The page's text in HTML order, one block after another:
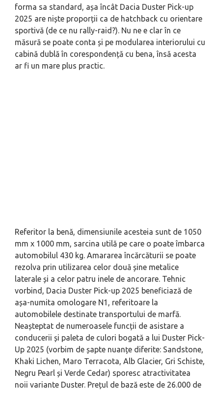
forma sa standard, așa încât Dacia Duster Pick-up
2025 are niște proporții ca de hatchback cu orientare
sportivă (de ce nu rally-raid?). Nu ne e clar în ce
măsură se poate conta și pe modularea interiorului cu
cabină dublă în corespondență cu bena, însă acesta
ar fi un mare plus practic.
Referitor la benă, dimensiunile acesteia sunt de 1050
mm x 1000 mm, sarcina utilă pe care o poate îmbarca
automobilul 430 kg. Amararea încărcăturii se poate
rezolva prin utilizarea celor două șine metalice
laterale și a celor patru inele de ancorare. Tehnic
vorbind, Dacia Duster Pick-up 2025 beneficiază de
așa-numita omologare N1, referitoare la
automobilele destinate transportului de marfă.
Neașteptat de numeroasele funcții de asistare a
conducerii și paleta de culori bogată a lui Duster Pick-
Up 2025 (vorbim de șapte nuanțe diferite: Sandstone,
Khaki Lichen, Maro Terracota, Alb Glacier, Gri Schiste,
Negru Pearl și Verde Cedar) sporesc atractivitatea
noii variante Duster. Prețul de bază este de 26.000 de